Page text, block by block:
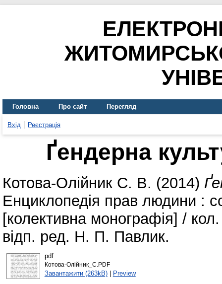
Головна Про сайт Перегляд
Вхід Реєстрація
Ґендерна
Котова-Олійник С. В. (2014)
Енциклопедія прав людини :
[колективна монографія] /
відп. ред. Н. П. Павлик.
pdf
Котова-Олійник_С.PDF
Завантажити (263kB)| Preview